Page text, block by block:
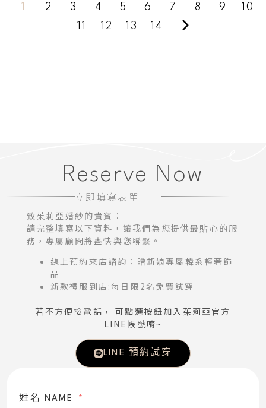
1 2 3 4 5 6 7 8 9
10
11
12 13 14
Reserve Now
立即填寫表單
致茱莉亞婚紗的貴賓：
請完整填寫以下資料，讓我們為您提供最貼心的服
務，專屬顧問將盡快與您聯繫。
線上預約來店諮詢：贈新娘專屬韓系輕奢飾
品
新款禮服到店:每日限2名免費試穿
若不方便接電話， 可點選按鈕加入茱莉亞官方
LINE帳號唷~
LINE 預約試穿
姓名 NAME